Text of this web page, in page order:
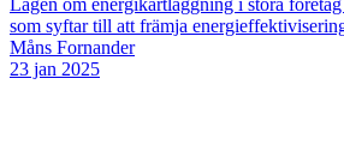
Lagen om energikartläggning i stora
som syftar till att främja
Måns Fornander
23 jan 2025